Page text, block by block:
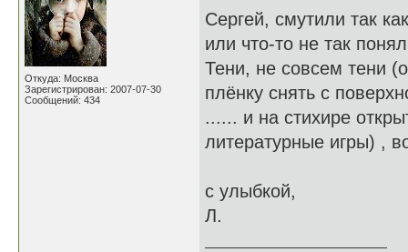
Откуда: Москва
Зарегистрирован: 2007-07-30
Сообщений: 434
Сергей, смутили так
или что-то не так
Тени, не совсем тени
плёнку снять с
...... и на стихире
литературные игры) ,
с улыбкой,
Л.